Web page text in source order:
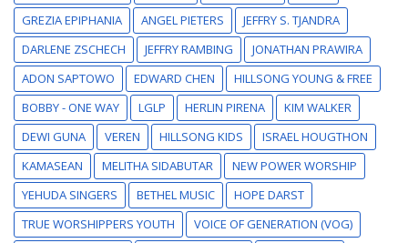
GREZIA EPIPHANIA
ANGEL PIETERS
JEFFRY S. TJANDRA
DARLENE ZSCHECH
JEFFRY RAMBING
JONATHAN PRAWIRA
ADON SAPTOWO
EDWARD CHEN
HILLSONG YOUNG & FREE
BOBBY - ONE WAY
LGLP HERLIN PIRENA
KIM WALKER
DEWI GUNA
VEREN HILLSONG KIDS
ISRAEL HOUGTHON
KAMASEAN
MELITHA SIDABUTAR
NEW POWER WORSHIP
YEHUDA SINGERS
BETHEL MUSIC
HOPE DARST
TRUE WORSHIPPERS YOUTH
VOICE OF GENERATION (VOG)